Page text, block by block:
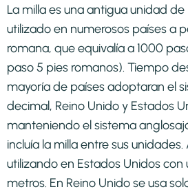
La milla es una antigua unidad
utilizado en numerosos países a
romana, que equivalía a 1000
paso 5 pies romanos). Tiempo
mayoría de países adoptaran el
decimal, Reino Unido y Estados
manteniendo el sistema
incluía la milla entre sus unidades.
utilizando en Estados Unidos con
metros. En Reino Unido se usa